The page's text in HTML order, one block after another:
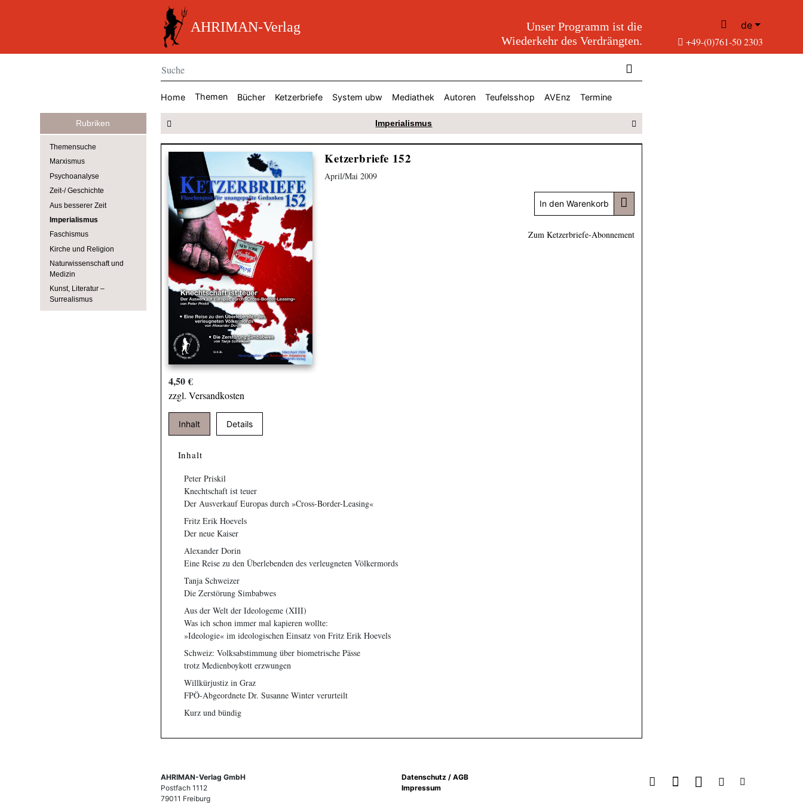
AHRIMAN-Verlag
Unser Programm ist die
Wiederkehr des Verdrängten.
de
+49-(0)761-50 2303
Home Themen Bücher Ketzerbriefe System ubw Mediathek Autoren Teufelsshop AVEnz Termine
Rubriken
Themensuche
Marxismus
Psychoanalyse
Zeit-/ Geschichte
Aus besserer Zeit
Imperialismus
Faschismus
Kirche und Religion
Naturwissenschaft und
Medizin
Kunst, Literatur –
Surrealismus
Imperialismus
4,50 €
zzgl. Versandkosten
Ketzerbriefe 152
April/Mai 2009
In den Warenkorb
Zum Ketzerbriefe-Abonnement
Inhalt Details
Inhalt
Peter Priskil
Knechtschaft ist teuer
Der Ausverkauf Europas durch »Cross-Border-Leasing«
Fritz Erik Hoevels
Der neue Kaiser
Alexander Dorin
Eine Reise zu den Überlebenden des verleugneten Völkermords
Tanja Schweizer
Die Zerstörung Simbabwes
Aus der Welt der Ideologeme (XIII)
Was ich schon immer mal kapieren wollte:
»Ideologie« im ideologischen Einsatz von Fritz Erik Hoevels
Schweiz: Volksabstimmung über biometrische Pässe
trotz Medienboykott erzwungen
Willkürjustiz in Graz
FPÖ-Abgeordnete Dr. Susanne Winter verurteilt
Kurz und bündig
AHRIMAN-Verlag GmbH
Postfach 1112
79011 Freiburg
Datenschutz / AGB
Impressum